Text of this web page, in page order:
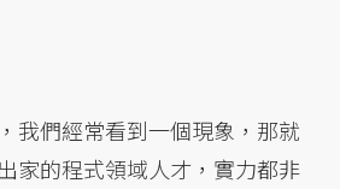
我們經常看到一個現象，那就
家的程式領域人才，實力都非